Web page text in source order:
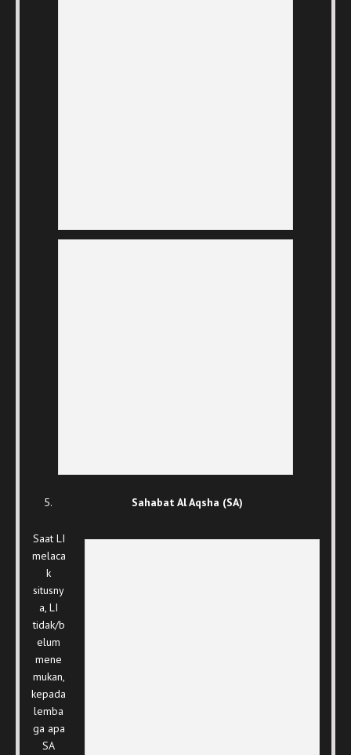
Sahabat Al Aqsha (SA)
Saat LI
melaca
k
situsny
a, LI
tidak/b
elum
mene
mukan,
kepada
lemba
ga apa
SA